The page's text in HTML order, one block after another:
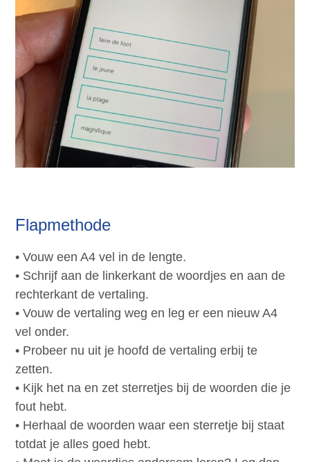
Flapmethode
• Vouw een A4 vel in de lengte.
• Schrijf aan de linkerkant de woordjes en aan de
rechterkant de vertaling.
• Vouw de vertaling weg en leg er een nieuw A4
vel onder.
• Probeer nu uit je hoofd de vertaling erbij te
zetten.
• Kijk het na en zet sterretjes bij de woorden die je
fout hebt.
• Herhaal de woorden waar een sterretje bij staat
totdat je alles goed hebt.